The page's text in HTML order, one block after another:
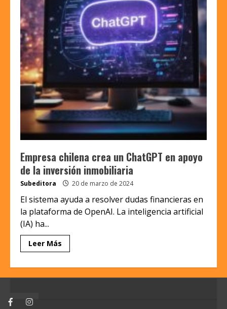
Empresa chilena crea un ChatGPT en apoyo
de la inversión inmobiliaria
Subeditora 20 de marzo de 2024
El sistema ayuda a resolver dudas financieras en
la plataforma de OpenAI. La inteligencia artificial
(IA) ha...
Leer Más
FacebookInstagram